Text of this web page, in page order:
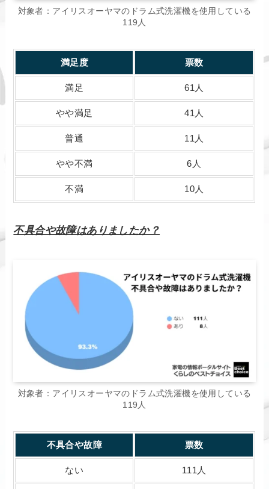
対象者：アイリスオーヤマのドラム式洗濯機を使用している
119人
満足度 票数
満足 61人
やや満足 41人
普通 11人
やや不満 6人
不満 10人
不具合や故障はありましたか？
対象者：アイリスオーヤマのドラム式洗濯機を使用している
119人
不具合や故障 票数
ない 111人